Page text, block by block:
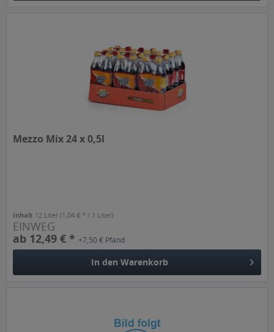
Mezzo Mix 24 x 0,5l
Inhalt 12 Liter(1,04 € * / 1 Liter)
EINWEG
ab 12,49 € *+7,50 € Pfand
In den Warenkorb